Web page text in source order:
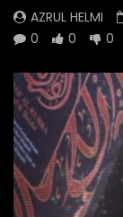
AZRUL HELMI
0
0 0